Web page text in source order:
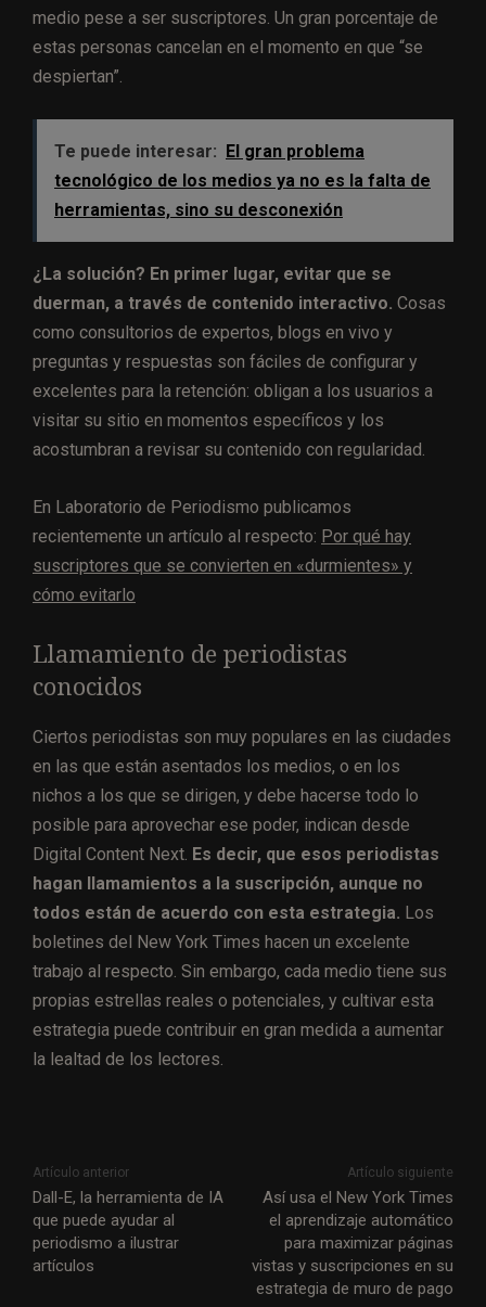
medio pese a ser suscriptores. Un gran porcentaje de
estas personas cancelan en el momento en que “se
despiertan”.
Te puede interesar: El gran problema
tecnológico de los medios ya no es la falta de
herramientas, sino su desconexión
¿La solución? En primer lugar, evitar que se
duerman, a través de contenido interactivo. Cosas
como consultorios de expertos, blogs en vivo y
preguntas y respuestas son fáciles de configurar y
excelentes para la retención: obligan a los usuarios a
visitar su sitio en momentos específicos y los
acostumbran a revisar su contenido con regularidad.
En Laboratorio de Periodismo publicamos
recientemente un artículo al respecto: Por qué hay
suscriptores que se convierten en «durmientes» y
cómo evitarlo
Llamamiento de periodistas
conocidos
Ciertos periodistas son muy populares en las ciudades
en las que están asentados los medios, o en los
nichos a los que se dirigen, y debe hacerse todo lo
posible para aprovechar ese poder, indican desde
Digital Content Next. Es decir, que esos periodistas
hagan llamamientos a la suscripción, aunque no
todos están de acuerdo con esta estrategia. Los
boletines del New York Times hacen un excelente
trabajo al respecto. Sin embargo, cada medio tiene sus
propias estrellas reales o potenciales, y cultivar esta
estrategia puede contribuir en gran medida a aumentar
la lealtad de los lectores.
Artículo anterior
Dall-E, la herramienta de IA
que puede ayudar al
periodismo a ilustrar
artículos
Artículo siguiente
Así usa el New York Times
el aprendizaje automático
para maximizar páginas
vistas y suscripciones en su
estrategia de muro de pago